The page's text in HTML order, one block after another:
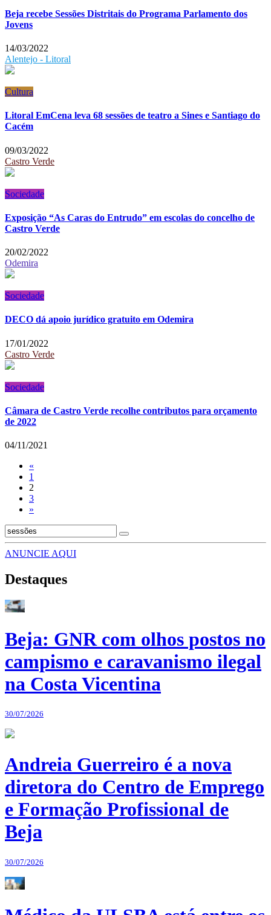
Beja recebe Sessões Distritais do Programa Parlamento dos
Jovens
14/03/2022
Alentejo - Litoral
Cultura
Litoral EmCena leva 68 sessões de teatro a Sines e Santiago do
Cacém
09/03/2022
Castro Verde
Sociedade
Exposição “As Caras do Entrudo” em escolas do concelho de
Castro Verde
20/02/2022
Odemira
Sociedade
DECO dá apoio jurídico gratuito em Odemira
17/01/2022
Castro Verde
Sociedade
Câmara de Castro Verde recolhe contributos para orçamento
de 2022
04/11/2021
«
1
2
3
»
ANUNCIE AQUI
Destaques
Beja: GNR com olhos postos no
campismo e caravanismo ilegal
na Costa Vicentina
30/07/2026
Andreia Guerreiro é a nova
diretora do Centro de Emprego
e Formação Profissional de
Beja
30/07/2026